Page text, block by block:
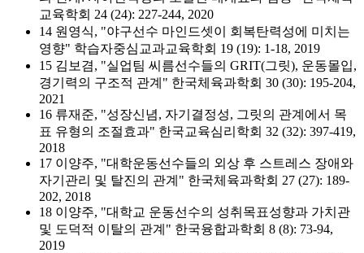
교육학회 24 (24): 227-244, 2020
14 원영식, "야구선수 마인드셋이 회복탄력성에 미치는
영향" 학습자중심교과교육학회 19 (19): 1-18, 2019
15 김보겸, "실업팀 씨름선수들의 GRIT(그릿), 운동몰입,
경기력의 구조적 관계" 한국체육과학회 30 (30): 195-204,
2021
16 류재준, "성장신념, 자기결정성, 그릿의 관계에서 목
표 유형의 조절효과" 한국교육심리학회 32 (32): 397-419,
2018
17 이양주, "대학운동선수들의 외상 후 스트레스 장애와
자기관리 및 탈진의 관계" 한국체육과학회 27 (27): 189-
202, 2018
18 이양주, "대학교 운동선수의 성취목표성향과 가치관
및 도덕적 이탈의 관계" 한국융합과학회 8 (8): 73-94,
2019